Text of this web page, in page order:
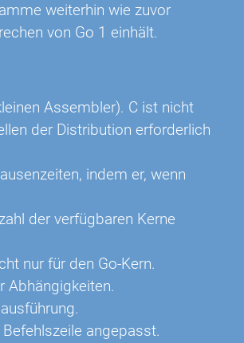
weiterhin wie zuvor
von Go 1 einhält.
Assembler). C ist nicht
der Distribution erforderlich
indem er, wenn
der verfügbaren Kerne
nur für den Go-Kern.
Abhängigkeiten.
angepasst.